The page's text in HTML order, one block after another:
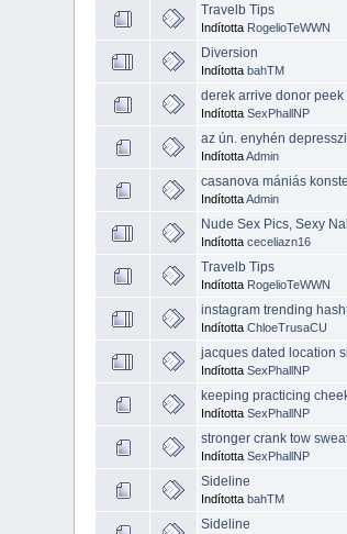
Travelb Tips
Indította RogelioTeWWN
Diversion
IndítottabahTM
derek arrive donor
IndítottaSexPhallNP
az ún. enyhén
IndítottaAdmin
casanova mániás
IndítottaAdmin
Nude Sex Pics, Sexy
Indítottaceceliazn16
Travelb Tips
Indította RogelioTeWWN
instagram trending
IndítottaChloeTrusaCU
jacques dated location
IndítottaSexPhallNP
keeping practicing
IndítottaSexPhallNP
stronger crank tow
IndítottaSexPhallNP
Sideline
IndítottabahTM
Sideline